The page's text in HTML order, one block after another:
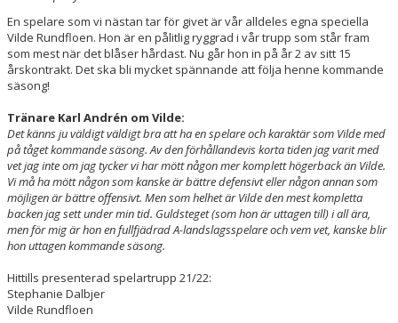
En spelare som vi nästan tar för givet är vår alldeles egna speciella
Vilde Rundfloen. Hon är en pålitlig ryggrad i vår trupp som står fram
som mest när det blåser hårdast. Nu går hon in på år 2 av sitt 15
årskontrakt. Det ska bli mycket spännande att följa henne kommande
säsong!
Tränare Karl Andrén om Vilde:
Det känns ju väldigt väldigt bra att ha en spelare och karaktär som Vilde med
på tåget kommande säsong. Av den förhållandevis korta tiden jag varit med
vet jag inte om jag tycker vi har mött någon mer komplett högerback än Vilde.
Vi må ha mött någon som kanske är bättre defensivt eller någon annan som
möjligen är bättre offensivt. Men som helhet är Vilde den mest kompletta
backen jag sett under min tid. Guldsteget (som hon är uttagen till) i all ära,
men för mig är hon en fullfjädrad A-landslagsspelare och vem vet, kanske blir
hon uttagen kommande säsong.
Hittills presenterad spelartrupp 21/22:
Stephanie Dalbjer
Vilde Rundfloen